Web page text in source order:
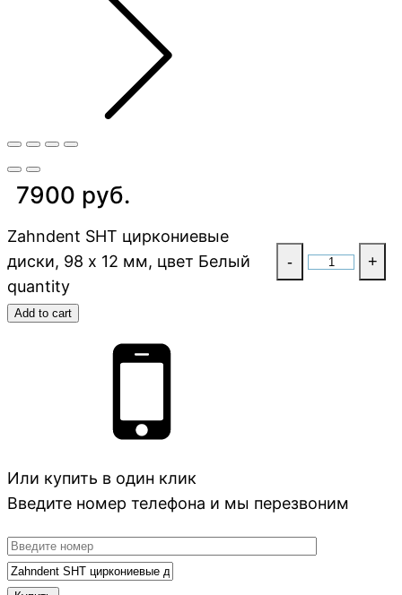
7900 руб.
Zahndent SHT циркониевые
диски, 98 х 12 мм, цвет Белый
quantity
- +
Add to cart
Или купить в один клик
Введите номер телефона и мы перезвоним